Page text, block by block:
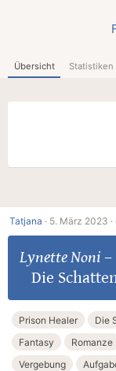
Übersicht Statistiken
Tatjana · 5. März 2023 ·
Lynette Noni–
Die
Prison Healer Die
Fantasy
Romanze
Vergebung